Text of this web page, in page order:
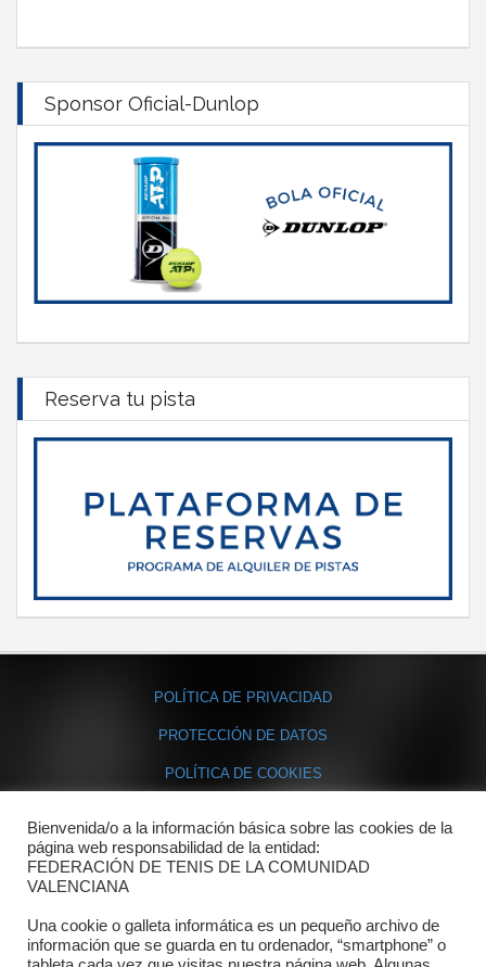
Sponsor Oficial-Dunlop
Reserva tu pista
POLÍTICA DE PRIVACIDAD
PROTECCIÓN DE DATOS
POLÍTICA DE COOKIES
Contacto
Dónde estamos
Directorio departamentos
Horario
Bienvenida/o a la información básica sobre las cookies de la
página web responsabilidad de la entidad:
FEDERACIÓN DE TENIS DE LA COMUNIDAD
VALENCIANA
Una cookie o galleta informática es un pequeño archivo de
información que se guarda en tu ordenador, “smartphone” o